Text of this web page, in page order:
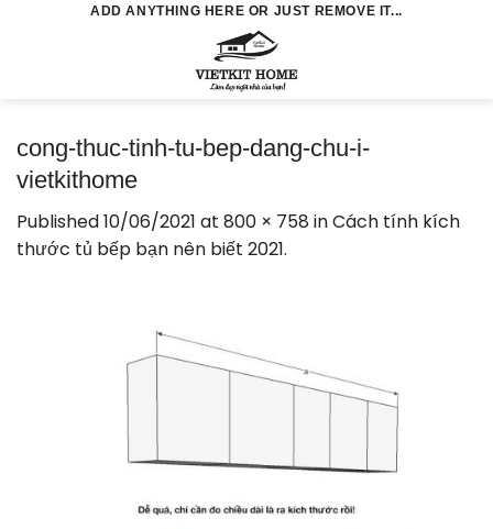
ADD ANYTHING HERE OR JUST REMOVE IT...
cong-thuc-tinh-tu-bep-dang-chu-i-
vietkithome
Published10/06/2021 at 800 × 758 inCách tính kích
thước tủ bếp bạn nên biết 2021.